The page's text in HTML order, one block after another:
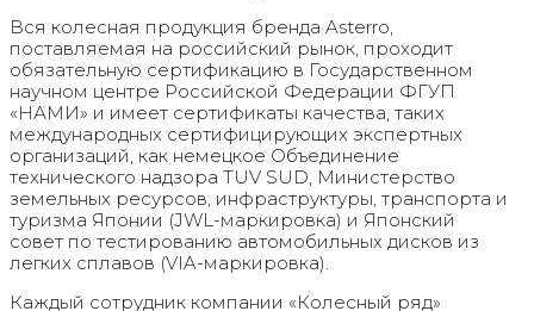
Вся колесная продукция бренда Asterro,
поставляемая на российский рынок, проходит
обязательную сертификацию в Государственном
научном центре Российской Федерации ФГУП
«НАМИ» и имеет сертификаты качества, таких
международных сертифицирующих экспертных
организаций, как немецкое Объединение
технического надзора TUV SUD, Министерство
земельных ресурсов, инфраструктуры, транспорта и
туризма Японии (JWL-маркировка) и Японский
совет по тестированию автомобильных дисков из
легких сплавов (VIA-маркировка).
Каждый сотрудник компании «Колесный ряд»